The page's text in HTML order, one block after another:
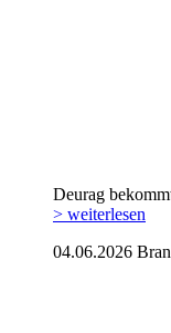
Deurag
> weiterlesen
04.06.2026